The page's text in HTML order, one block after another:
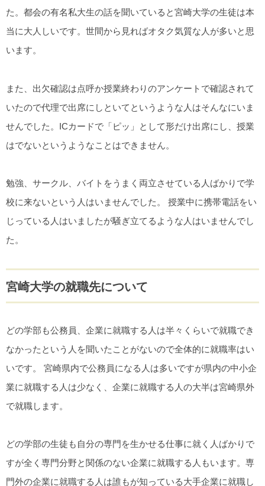
た。都会の有名私大生の話を聞いていると宮崎大学の生徒は本
当に大人しいです。世間から見ればオタク気質な人が多いと思
います。
また、出欠確認は点呼か授業終わりのアンケートで確認されて
いたので代理で出席にしといてというような人はそんなにいま
せんでした。ICカードで「ピッ」として形だけ出席にし、授業
はでないというようなことはできません。
勉強、サークル、バイトをうまく両立させている人ばかりで学
校に来ないという人はいませんでした。 授業中に携帯電話をい
じっている人はいましたが騒ぎ立てるような人はいませんでし
た。
宮崎大学の就職先について
どの学部も公務員、企業に就職する人は半々くらいで就職でき
なかったという人を聞いたことがないので全体的に就職率はい
いです。 宮崎県内で公務員になる人は多いですが県内の中小企
業に就職する人は少なく、企業に就職する人の大半は宮崎県外
で就職します。
どの学部の生徒も自分の専門を生かせる仕事に就く人ばかりで
すが全く専門分野と関係のない企業に就職する人もいます。専
門外の企業に就職する人は誰もが知っている大手企業に就職し